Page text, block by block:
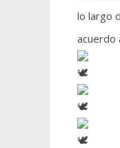
lo largo
acuerdo